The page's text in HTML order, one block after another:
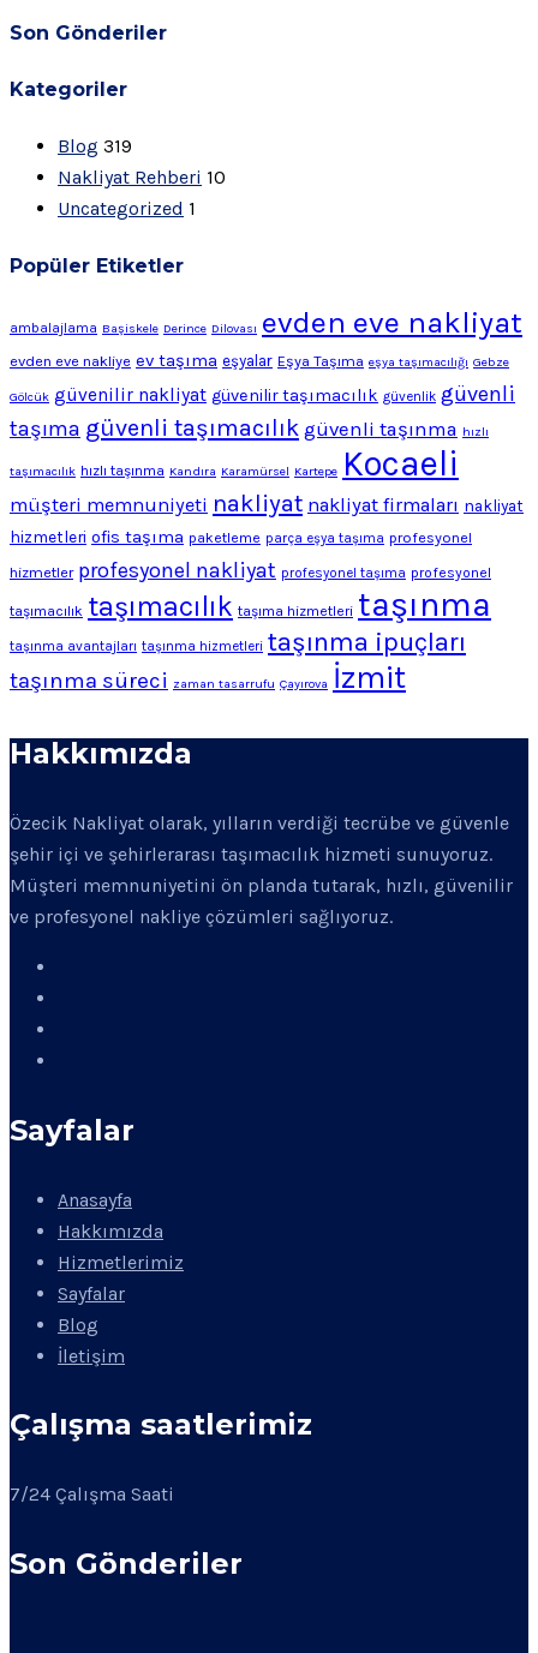
Son Gönderiler
Kategoriler
Blog 319
Nakliyat Rehberi 10
Uncategorized 1
Popüler Etiketler
ambalajlama Başiskele Derince Dilovası evden eve nakliyat
evden eve nakliye ev taşıma eşyalar Eşya Taşıma eşya taşımacılığı Gebze
Gölcük güvenilir nakliyat güvenilir taşımacılık güvenlik güvenli
taşıma güvenli taşımacılık güvenli taşınma hızlı
taşımacılık hızlı taşınma Kandıra Karamürsel Kartepe Kocaeli
müşteri memnuniyeti nakliyat nakliyat firmaları nakliyat
hizmetleri ofis taşıma paketleme parça eşya taşıma profesyonel
hizmetler profesyonel nakliyat profesyonel taşıma profesyonel
taşımacılık taşımacılık taşıma hizmetleri taşınma
taşınma avantajları taşınma hizmetleri taşınma ipuçları
taşınma süreci zaman tasarrufu Çayırova İzmit
Hakkımızda
Özecik Nakliyat olarak, yılların verdiği tecrübe ve güvenle
şehir içi ve şehirlerarası taşımacılık hizmeti sunuyoruz.
Müşteri memnuniyetini ön planda tutarak, hızlı, güvenilir
ve profesyonel nakliye çözümleri sağlıyoruz.
Sayfalar
Anasayfa
Hakkımızda
Hizmetlerimiz
Sayfalar
Blog
İletişim
Çalışma saatlerimiz
7/24 Çalışma Saati
Son Gönderiler